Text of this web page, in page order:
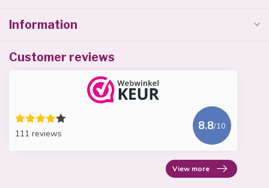
Information
Customer reviews
111 reviews
8.8/10
View more